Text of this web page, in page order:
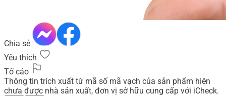
Chia sẻ
Yêu thích
Tố cáo
Thông tin trích xuất từ mã số mã vạch của sản phẩm hiện
chưa được nhà sản xuất, đơn vị sở hữu cung cấp với iCheck.